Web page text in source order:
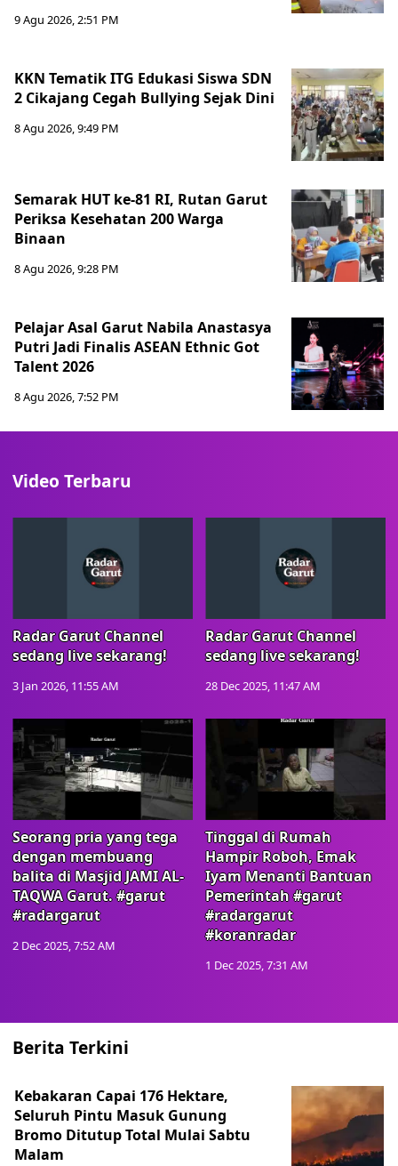
9 Agu 2026, 2:51 PM
KKN Tematik ITG Edukasi Siswa SDN
2 Cikajang Cegah Bullying Sejak Dini
8 Agu 2026, 9:49 PM
Semarak HUT ke-81 RI, Rutan Garut
Periksa Kesehatan 200 Warga
Binaan
8 Agu 2026, 9:28 PM
Pelajar Asal Garut Nabila Anastasya
Putri Jadi Finalis ASEAN Ethnic Got
Talent 2026
8 Agu 2026, 7:52 PM
Video Terbaru
Radar Garut Channel
sedang live sekarang!
3 Jan 2026, 11:55 AM
Radar Garut Channel
sedang live sekarang!
28 Dec 2025, 11:47 AM
Seorang pria yang tega
dengan membuang
balita di Masjid JAMI AL-
TAQWA Garut. #garut
#radargarut
2 Dec 2025, 7:52 AM
Tinggal di Rumah
Hampir Roboh, Emak
Iyam Menanti Bantuan
Pemerintah #garut
#radargarut
#koranradar
1 Dec 2025, 7:31 AM
Berita Terkini
Kebakaran Capai 176 Hektare,
Seluruh Pintu Masuk Gunung
Bromo Ditutup Total Mulai Sabtu
Malam